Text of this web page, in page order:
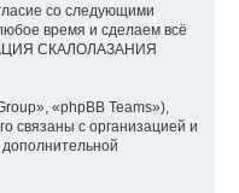
со следующими
время и сделаем всё
СКАЛОЛАЗАНИЯ
«phpBB Teams»),
связаны с организацией и